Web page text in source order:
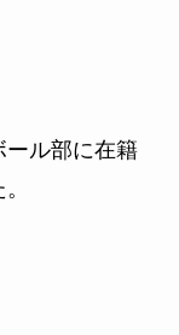
ール部に在籍